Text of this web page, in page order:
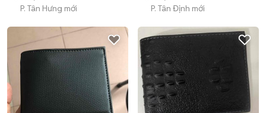
P. Tân Hưng mới
P. Tân Định mới